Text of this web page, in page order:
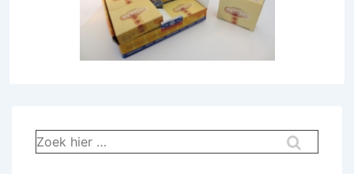
Zoek
naar: